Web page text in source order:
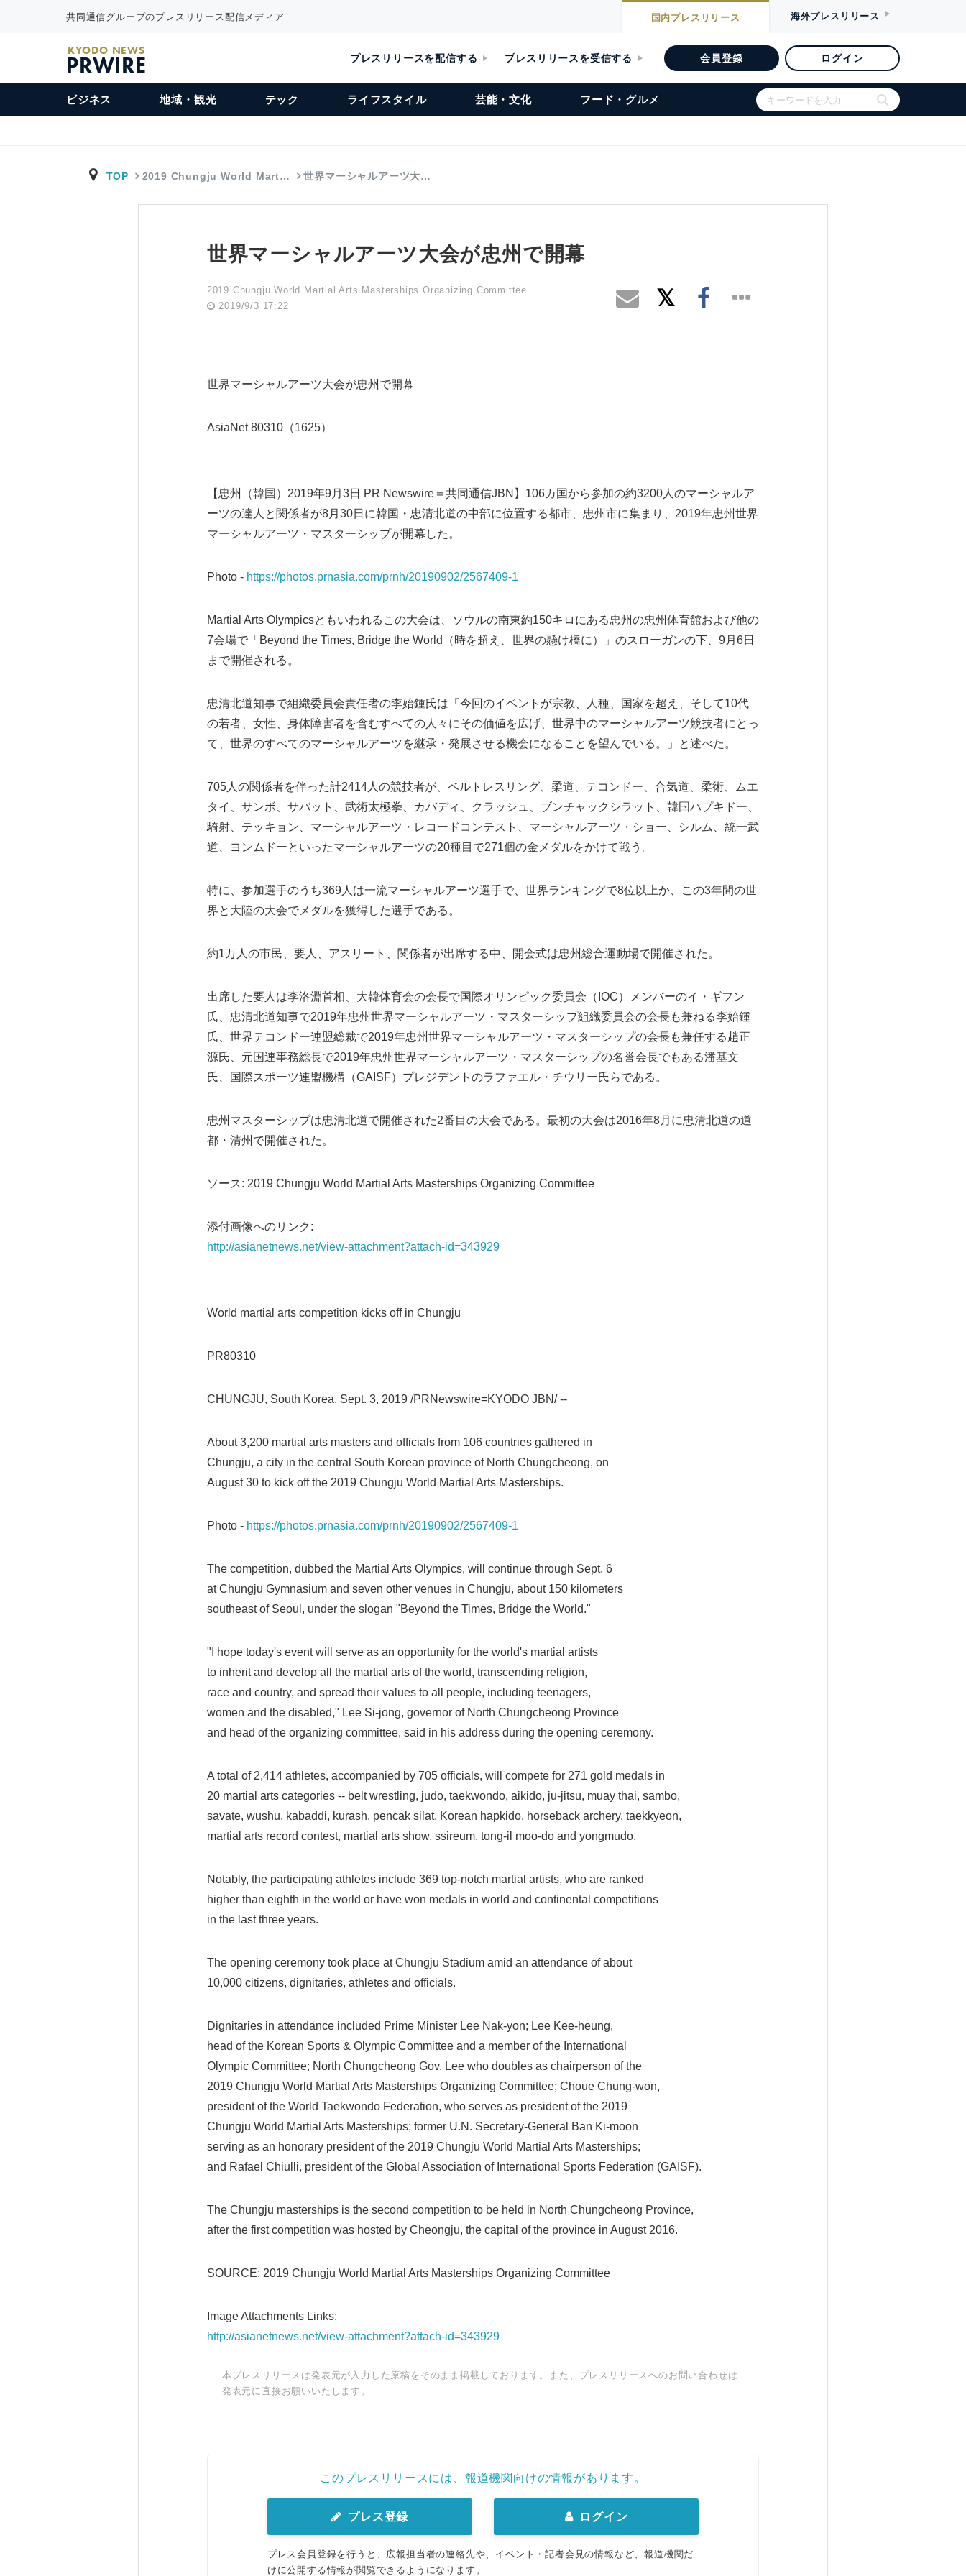
共同通信グループのプレスリリース配信メディア 国内プレスリリース 海外プレスリリース
KYODO NEWS
PRWIRE プレスリリースを配信する プレスリリースを受信する 会員登録 ログイン
ビジネス 地域・観光 テック ライフスタイル 芸能・文化 フード・グルメ
TOP 2019 Chungju World Mart… 世界マーシャルアーツ大…
世界マーシャルアーツ大会が忠州で開幕
2019 Chungju World Martial Arts Masterships Organizing Committee
2019/9/3 17:22
世界マーシャルアーツ大会が忠州で開幕
AsiaNet 80310（1625）
【忠州（韓国）2019年9月3日 PR Newswire＝共同通信JBN】106カ国から参加の約3200人のマーシャルア
ーツの達人と関係者が8月30日に韓国・忠清北道の中部に位置する都市、忠州市に集まり、2019年忠州世界
マーシャルアーツ・マスターシップが開幕した。
Photo - https://photos.prnasia.com/prnh/20190902/2567409-1
Martial Arts Olympicsともいわれるこの大会は、ソウルの南東約150キロにある忠州の忠州体育館および他の
7会場で「Beyond the Times, Bridge the World（時を超え、世界の懸け橋に）」のスローガンの下、9月6日
まで開催される。
忠清北道知事で組織委員会責任者の李始鍾氏は「今回のイベントが宗教、人種、国家を超え、そして10代
の若者、女性、身体障害者を含むすべての人々にその価値を広げ、世界中のマーシャルアーツ競技者にとっ
て、世界のすべてのマーシャルアーツを継承・発展させる機会になることを望んでいる。」と述べた。
705人の関係者を伴った計2414人の競技者が、ベルトレスリング、柔道、テコンドー、合気道、柔術、ムエ
タイ、サンボ、サバット、武術太極拳、カバディ、クラッシュ、ブンチャックシラット、韓国ハプキドー、
騎射、テッキョン、マーシャルアーツ・レコードコンテスト、マーシャルアーツ・ショー、シルム、統一武
道、ヨンムドーといったマーシャルアーツの20種目で271個の金メダルをかけて戦う。
特に、参加選手のうち369人は一流マーシャルアーツ選手で、世界ランキングで8位以上か、この3年間の世
界と大陸の大会でメダルを獲得した選手である。
約1万人の市民、要人、アスリート、関係者が出席する中、開会式は忠州総合運動場で開催された。
出席した要人は李洛淵首相、大韓体育会の会長で国際オリンピック委員会（IOC）メンバーのイ・ギフン
氏、忠清北道知事で2019年忠州世界マーシャルアーツ・マスターシップ組織委員会の会長も兼ねる李始鍾
氏、世界テコンドー連盟総裁で2019年忠州世界マーシャルアーツ・マスターシップの会長も兼任する趙正
源氏、元国連事務総長で2019年忠州世界マーシャルアーツ・マスターシップの名誉会長でもある潘基文
氏、国際スポーツ連盟機構（GAISF）プレジデントのラファエル・チウリー氏らである。
忠州マスターシップは忠清北道で開催された2番目の大会である。最初の大会は2016年8月に忠清北道の道
都・清州で開催された。
ソース: 2019 Chungju World Martial Arts Masterships Organizing Committee
添付画像へのリンク:
http://asianetnews.net/view-attachment?attach-id=343929
World martial arts competition kicks off in Chungju
PR80310
CHUNGJU, South Korea, Sept. 3, 2019 /PRNewswire=KYODO JBN/ --
About 3,200 martial arts masters and officials from 106 countries gathered in
Chungju, a city in the central South Korean province of North Chungcheong, on
August 30 to kick off the 2019 Chungju World Martial Arts Masterships.
Photo - https://photos.prnasia.com/prnh/20190902/2567409-1
The competition, dubbed the Martial Arts Olympics, will continue through Sept. 6
at Chungju Gymnasium and seven other venues in Chungju, about 150 kilometers
southeast of Seoul, under the slogan "Beyond the Times, Bridge the World."
"I hope today's event will serve as an opportunity for the world's martial artists
to inherit and develop all the martial arts of the world, transcending religion,
race and country, and spread their values to all people, including teenagers,
women and the disabled," Lee Si-jong, governor of North Chungcheong Province
and head of the organizing committee, said in his address during the opening ceremony.
A total of 2,414 athletes, accompanied by 705 officials, will compete for 271 gold medals in
20 martial arts categories -- belt wrestling, judo, taekwondo, aikido, ju-jitsu, muay thai, sambo,
savate, wushu, kabaddi, kurash, pencak silat, Korean hapkido, horseback archery, taekkyeon,
martial arts record contest, martial arts show, ssireum, tong-il moo-do and yongmudo.
Notably, the participating athletes include 369 top-notch martial artists, who are ranked
higher than eighth in the world or have won medals in world and continental competitions
in the last three years.
The opening ceremony took place at Chungju Stadium amid an attendance of about
10,000 citizens, dignitaries, athletes and officials.
Dignitaries in attendance included Prime Minister Lee Nak-yon; Lee Kee-heung,
head of the Korean Sports & Olympic Committee and a member of the International
Olympic Committee; North Chungcheong Gov. Lee who doubles as chairperson of the
2019 Chungju World Martial Arts Masterships Organizing Committee; Choue Chung-won,
president of the World Taekwondo Federation, who serves as president of the 2019
Chungju World Martial Arts Masterships; former U.N. Secretary-General Ban Ki-moon
serving as an honorary president of the 2019 Chungju World Martial Arts Masterships;
and Rafael Chiulli, president of the Global Association of International Sports Federation (GAISF).
The Chungju masterships is the second competition to be held in North Chungcheong Province,
after the first competition was hosted by Cheongju, the capital of the province in August 2016.
SOURCE: 2019 Chungju World Martial Arts Masterships Organizing Committee
Image Attachments Links:
http://asianetnews.net/view-attachment?attach-id=343929
本プレスリリースは発表元が入力した原稿をそのまま掲載しております。また、プレスリリースへのお問い合わせは
発表元に直接お願いいたします。
このプレスリリースには、報道機関向けの情報があります。
プレス登録 ログイン
プレス会員登録を行うと、広報担当者の連絡先や、イベント・記者会見の情報など、報道機関だ
けに公開する情報が閲覧できるようになります。
Japanese